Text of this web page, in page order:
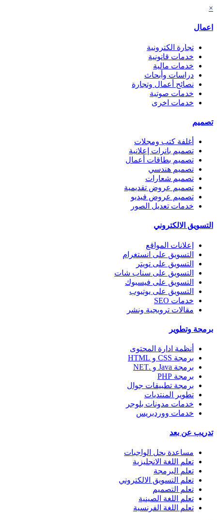
×
اعمال
تجارة الكترونية
خدمات قانونية
خدمات مالية
دراسات وأبحاث
نصائح أعمال وتجارة
خدمات صوتية
خدمات اخرى
تصميم
أغلفة كتب ومجلات
تصميم بانرات إعلانية
تصميم بطاقات أعمال
تصميم هندسي
تصميم شعارات
تصميم عروض تقديمية
تصميم عروض فيديو
خدمات تعديل الصور
التسويق الالكتروني
إعلانات المواقع
التسويق على انستغرام
التسويق على تويتر
التسويق على سناب شات
التسويق على فيسبوك
التسويق على يوتيوب
خدمات SEO
مقالات ترويجية ونشر
برمجة وتطوير
أنظمة ادارة المحتوى
برمجة CSS و HTML
برمجة Java و .NET
برمجة PHP
برمجة تطبيقات جوال
تطوير المنتديات
خدمات مدونات بلوجر
خدمات ووردبريس
تدريب عن بعد
مساعدة بحل الواجبات
تعلم اللغة الانجليزية
تعلم البرمجة
تعلم التسويق الالكتروني
تعلم التصميم
تعلم اللغة الصينية
تعلم اللغة الفرنسية